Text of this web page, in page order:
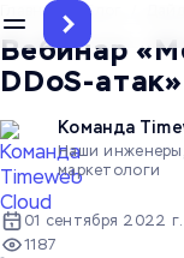
Главная Блог
Вебинар
DDoS-атак»
Команда
Наши
маркетологи
01 сентября 2022 г.
1187